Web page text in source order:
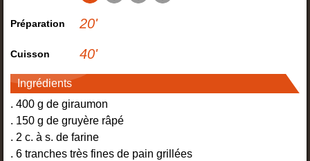
Préparation 20'
Cuisson 40'
Ingrédients
. 400 g de giraumon
. 150 g de gruyère râpé
. 2 c. à s. de farine
. 6 tranches très fines de pain grillées